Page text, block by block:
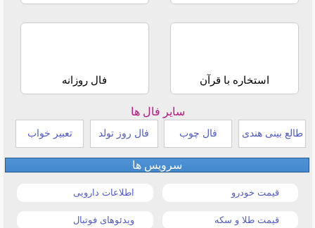
استخاره با قرآن فال روزانه
سایر فال ها
طالع بینی هندی فال چوب فال روز تولد تعبیر خواب
سرویس ها
قیمت خودرو اطلاعات دارویی
قیمت طلا و سکه ویدئوهای فوتبال